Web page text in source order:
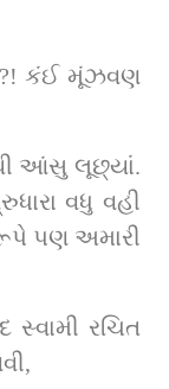
?! કંઈ મૂંઝવણ
આંસુ લૂછ્યાં.
વધુ વહી
પણ અમારી